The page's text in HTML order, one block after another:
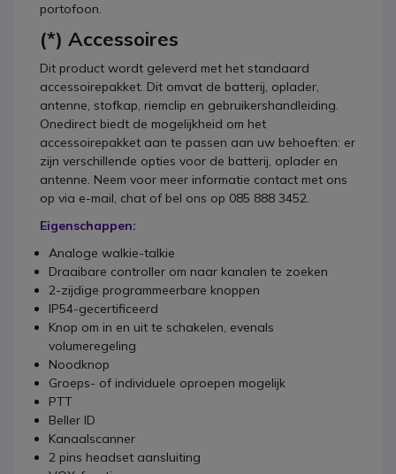
portofoon.
(*) Accessoires
Dit product wordt geleverd met het standaard
accessoirepakket. Dit omvat de batterij, oplader,
antenne, stofkap, riemclip en gebruikershandleiding.
Onedirect biedt de mogelijkheid om het
accessoirepakket aan te passen aan uw behoeften: er
zijn verschillende opties voor de batterij, oplader en
antenne. Neem voor meer informatie contact met ons
op via e-mail, chat of bel ons op 085 888 3452.
Eigenschappen:
Analoge walkie-talkie
Draaibare controller om naar kanalen te zoeken
2-zijdige programmeerbare knoppen
IP54-gecertificeerd
Knop om in en uit te schakelen, evenals
volumeregeling
Noodknop
Groeps- of individuele oproepen mogelijk
PTT
Beller ID
Kanaalscanner
2 pins headset aansluiting